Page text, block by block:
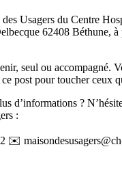
Usagers du Centre
62408 Béthune,
seul ou accompagné.
post pour toucher ceux
d’informations ?
:
✉️